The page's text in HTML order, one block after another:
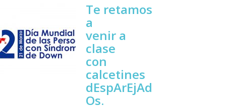
Te retamos
a
venir a
clase
con
calcetines
dEspArEjAd
Os.